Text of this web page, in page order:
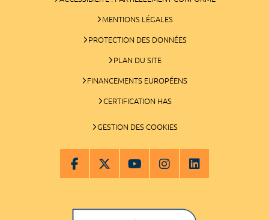
MENTIONS LÉGALES
PROTECTION DES DONNÉES
PLAN DU SITE
FINANCEMENTS EUROPÉENS
CERTIFICATION HAS
GESTION DES COOKIES